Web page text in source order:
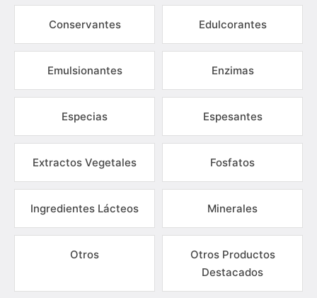
Conservantes Edulcorantes
Emulsionantes Enzimas
Especias Espesantes
Extractos Vegetales Fosfatos
Ingredientes Lácteos Minerales
Otros
Otros Productos
Destacados